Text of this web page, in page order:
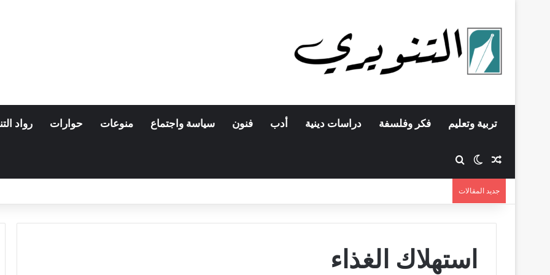
تربية وتعليم فكر وفلسفة دراسات دينية أدب فنون سياسة واجتماع منوعات حوارات رواد
مقال عشوائي
الوضع المظلم
جديد المقالات
استهلاك الغذاء